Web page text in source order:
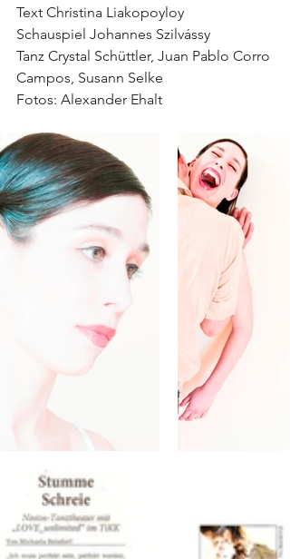
Text Christina Liakopoyloy
Schauspiel Johannes Szilvássy
Tanz Crystal Schüttler, Juan Pablo Corro
Campos, Susann Selke
Fotos: Alexander Ehalt